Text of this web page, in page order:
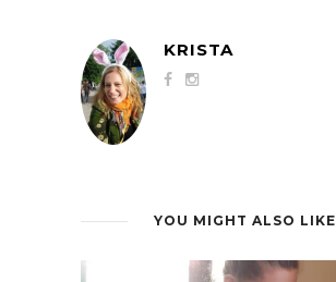
KRISTA
YOU MIGHT ALSO LIKE